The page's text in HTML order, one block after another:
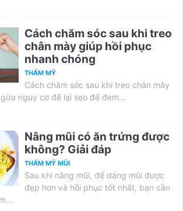
Cách chăm sóc sau khi treo
chân mày giúp hồi phục
nhanh chóng
THẨM MỸ
Cách chăm sóc sau khi treo chân mày
nguy cơ để lại sẹo để đem...
Nâng mũi có ăn trứng được
không? Giải đáp
THẨM MỸ MŨI
Sau khi nâng mũi, để dáng mũi được
đẹp hơn và hồi phục tốt nhất, bạn cần